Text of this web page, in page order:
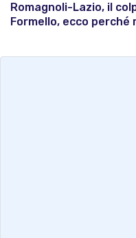
Romagnoli-Lazio, il
Formello, ecco perché